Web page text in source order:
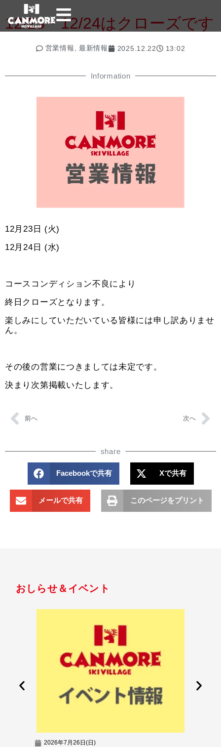
12/23・12/24はクローズです
営業情報 最新情報 2025.12.22 13:02
Information
12月23日 (火)
12月24日 (水)
コースコンディション不良により
終日クローズとなります。
楽しみにしていただいている皆様には申し訳ありませ
ん。
その後の営業につきましては未定です。
決まり次第掲載いたします。
前へ 次へ
share
Facebookで共有 Xで共有
メールで共有 このページをプリント
おしらせ＆イベント
2026年7月26日(日)